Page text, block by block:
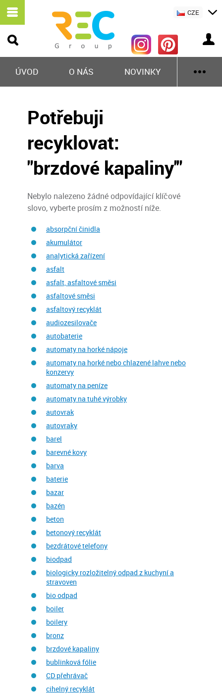
ÚVOD O NÁS NOVINKY
CZE
Potřebuji
recyklovat:
"brzdové kapaliny'"
Nebylo nalezeno žádné odpovídající klíčové
slovo, vyberte prosím z možností níže.
absorpční činidla
akumulátor
analytická zařízení
asfalt
asfalt, asfaltové směsi
asfaltové směsi
asfaltový recyklát
audiozesilovače
autobaterie
automaty na horké nápoje
automaty na horké nebo chlazené lahve nebo
konzervy
automaty na peníze
automaty na tuhé výrobky
autovrak
autovraky
barel
barevné kovy
barva
baterie
bazar
bazén
beton
betonový recyklát
bezdrátové telefony
biodpad
biologicky rozložitelný odpad z kuchyní a
stravoven
bio odpad
boiler
boilery
bronz
brzdové kapaliny
bublinková fólie
CD přehrávač
cihelný recyklát